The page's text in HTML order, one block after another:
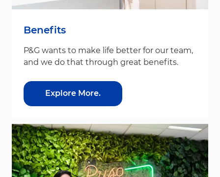
Benefits
P&G wants to make life better for our team,
and we do that through great benefits.
Explore More.